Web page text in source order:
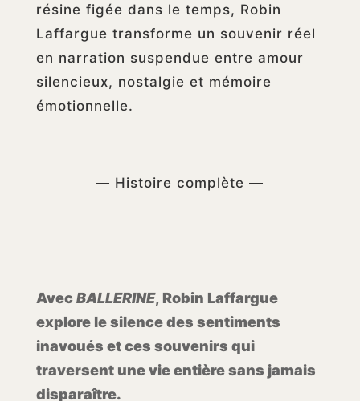
résine figée dans le temps, Robin
Laffargue transforme un souvenir réel
en narration suspendue entre amour
silencieux, nostalgie et mémoire
émotionnelle.
— Histoire complète —
AvecBALLERINE, Robin Laffargue
explore le silence des sentiments
inavoués et ces souvenirs qui
traversent une vie entière sans jamais
disparaître.